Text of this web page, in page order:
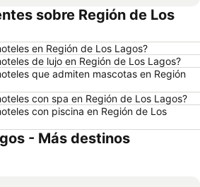
Hoteles en Pedernales
Hoteles en Cojimies
Hoteles en Zorritos
Hoteles en México
Hoteles en Esmeraldas
Hoteles en Guatemala
sobre Región de Los
en Región de Los Lagos?
de lujo en Región de Los Lagos?
que admiten mascotas en Región
con spa en Región de Los Lagos?
con piscina en Región de Los
- Más destinos